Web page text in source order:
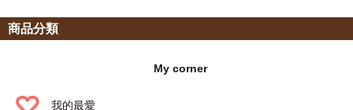
商品分類
My corner
我的最愛